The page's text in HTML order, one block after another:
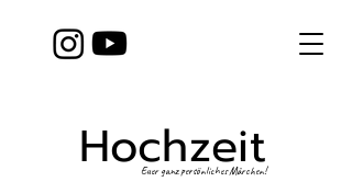
Hochzeit
Euer ganz persönliches Märchen!